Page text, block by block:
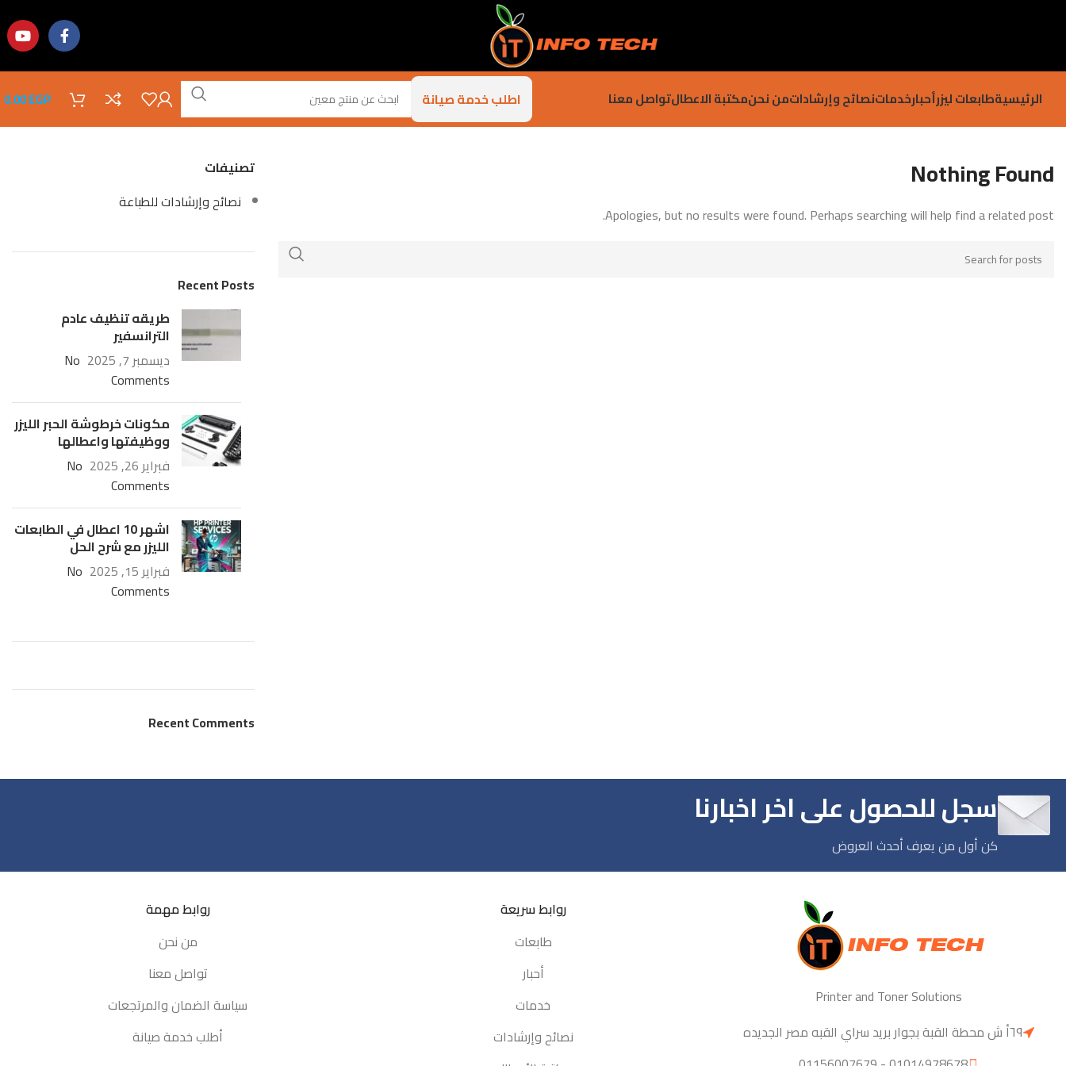
الرئيسيةطابعات ليزرأحبارخدماتنصائح وإرشاداتمن نحنمكتبة الاعطالتواصل معنا اطلب خدمة صيانة 0.00EGP
Nothing Found
Apologies, but no results were found. Perhaps searching will help find a related post.
تصنيفات
نصائح وإرشادات للطباعة
Recent Posts
طريقه تنظيف عادم
الترانسفير
ديسمبر 7, 2025
No
Comments
مكونات خرطوشة الحبر الليزر
ووظيفتها واعطالها
فبراير 26, 2025
No
Comments
اشهر 10 اعطال في الطابعات
الليزر مع شرح الحل
فبراير 15, 2025
No
Comments
Plumbing Install
Read More
Recent Comments
سجل للحصول على اخر اخبارنا
كن أول من يعرف أحدث العروض
روابط مهمة
من نحن
تواصل معنا
سياسة الضمان والمرتجعات
أطلب خدمة صيانة
روابط سريعة
طابعات
أحبار
خدمات
نصائح وإرشادات
Printer and Toner Solutions
٦٩أ ش محطة القبة بجوار بريد سراي القبه مصر الجديده